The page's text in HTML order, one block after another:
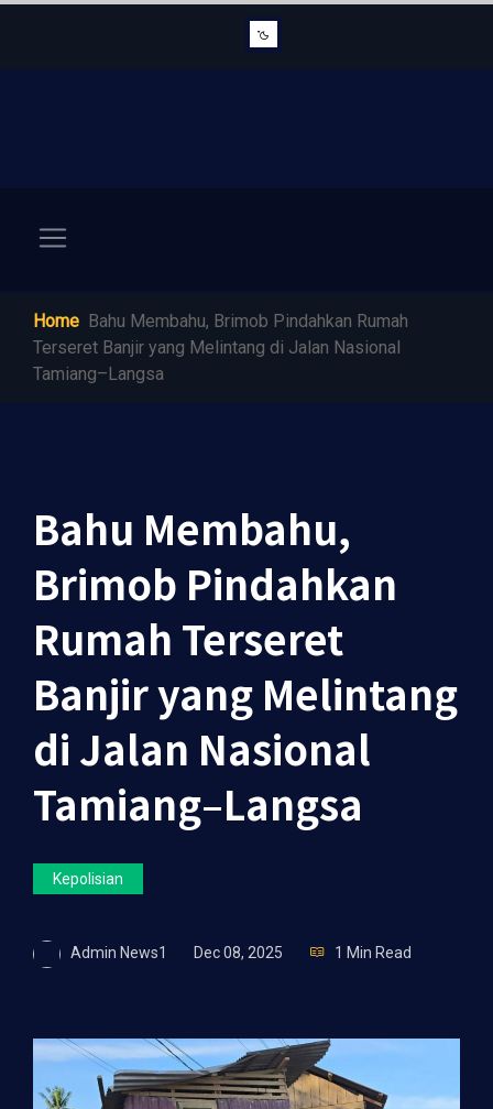
Home Bahu Membahu, Brimob Pindahkan Rumah
Terseret Banjir yang Melintang di Jalan Nasional
Tamiang–Langsa
Bahu Membahu,
Brimob Pindahkan
Rumah Terseret
Banjir yang Melintang
di Jalan Nasional
Tamiang–Langsa
Kepolisian
Admin News1 Dec 08, 2025 1 Min Read